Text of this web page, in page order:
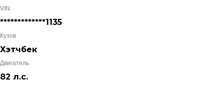
VIN
*************1135
Кузов
Хэтчбек
Двигатель
82 л.с.